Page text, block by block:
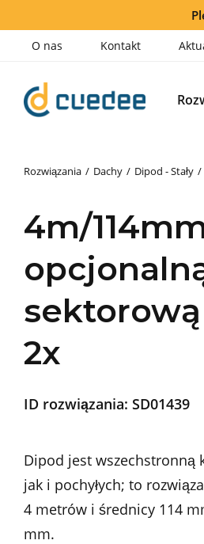
O nas Kontakt
Rozwiązania Dachy Dipod - Stały
4m/
2x
ID rozwiązania: SD01439
Dipod jest wszechstronną
jak i pochyłych; to
4 metrów i średnicy 114
mm.